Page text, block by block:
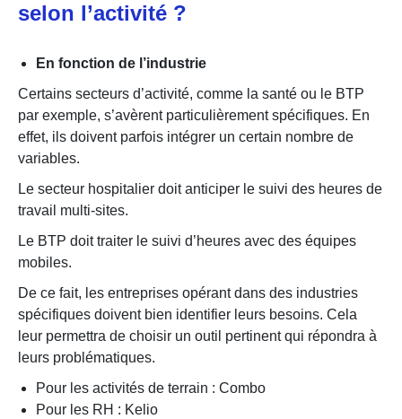
selon l’activité ?
En fonction de l’industrie
Certains secteurs d’activité, comme la santé ou le BTP
par exemple, s’avèrent particulièrement spécifiques. En
effet, ils doivent parfois intégrer un certain nombre de
variables.
Le secteur hospitalier doit anticiper le suivi des heures de
travail multi-sites.
Le BTP doit traiter le suivi d’heures avec des équipes
mobiles.
De ce fait, les entreprises opérant dans des industries
spécifiques doivent bien identifier leurs besoins. Cela
leur permettra de choisir un outil pertinent qui répondra à
leurs problématiques.
Pour les activités de terrain : Combo
Pour les RH : Kelio